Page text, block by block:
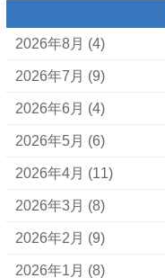
2026年8月 (4)
2026年7月 (9)
2026年6月 (4)
2026年5月 (6)
2026年4月 (11)
2026年3月 (8)
2026年2月 (9)
2026年1月 (8)